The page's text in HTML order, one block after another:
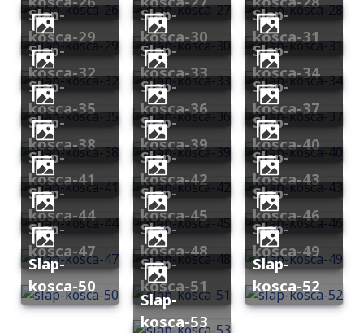
slap-
kosca-29
slap-
kosca-30
slap-
kosca-31
slap-
kosca-32
slap-
kosca-33
slap-
kosca-34
slap-
kosca-35
slap-
kosca-36
slap-
kosca-37
slap-
kosca-38
slap-
kosca-39
slap-
kosca-40
slap-
kosca-41
slap-
kosca-42
slap-
kosca-43
slap-
kosca-44
slap-
kosca-45
slap-
kosca-46
slap-
kosca-47
slap-
kosca-48
slap-
kosca-49
slap-
kosca-50
slap-
kosca-51
slap-
kosca-52
slap-
kosca-53